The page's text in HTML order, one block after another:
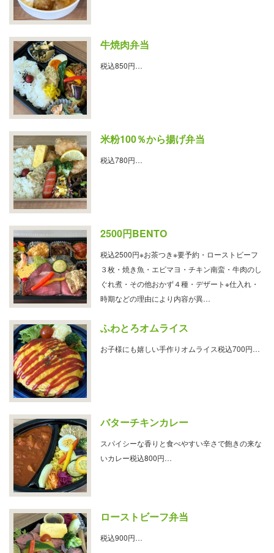
牛焼肉弁当
税込850円…
米粉100％から揚げ弁当
税込780円…
2500円BENTO
税込2500円※お茶つき※要予約・ローストビーフ
３枚・焼き魚・エビマヨ・チキン南蛮・牛肉のし
ぐれ煮・その他おかず４種・デザート※仕入れ・
時期などの理由により内容が異…
ふわとろオムライス
お子様にも嬉しい手作りオムライス税込700円…
バターチキンカレー
スパイシーな香りと食べやすい辛さで飽きの来な
いカレー税込800円…
ローストビーフ弁当
税込900円…